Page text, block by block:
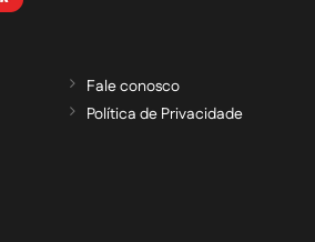
Fale conosco
Política de Privacidade